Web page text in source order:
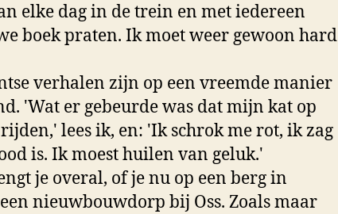
elke dag in de trein en met iedereen
boek praten. Ik moet weer gewoon hard
verhalen zijn op een vreemde manier
'Wat er gebeurde was dat mijn kat op
lees ik, en: 'Ik schrok me rot, ik zag
is. Ik moest huilen van geluk.'
je overal, of je nu op een berg in
nieuwbouwdorp bij Oss. Zoals maar